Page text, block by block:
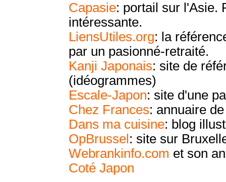
Capasie: portail sur l'Asie.
intéressante.
LiensUtiles.org: la
par un pasionné-retraité.
Kanji Japonais: site de
(idéogrammes)
Escale-Japon: site d'une
Chez Frances: annuaire
Dans ma cuisine: blog
OpBrussel : site sur
Webrankinfo.com et son
Coté Japon